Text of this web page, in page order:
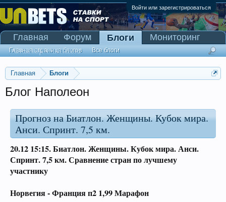
Войти или зарегистрироваться
Главная Блоги
Блог Наполеон
Прогноз на Биатлон. Женщины. Кубок мира.
Анси. Спринт. 7,5 км.
20.12 15:15.Биатлон. Женщины. Кубок мира. Анси.
Спринт. 7,5 км. Сравнение стран по лучшему
участнику
Норвегия - Франция п2 1,99 Марафон
Главная Форум Блоги
Главная страница блогов Все блоги
Мониторинг
Сканер Pinnacle